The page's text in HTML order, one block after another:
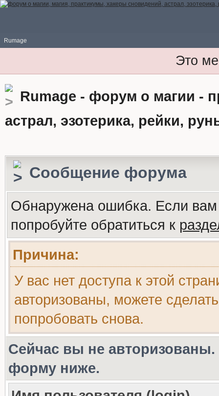
Rumage
Это
Rumage - форум о магии -
астрал, эзотерика, рейки,
Сообщение форума
Обнаружена ошибка. Если
попробуйте обратиться к
Причина:
У вас нет доступа к этой
авторизованы, можете
попробовать снова.
Сейчас вы не авторизованы.
форму ниже.